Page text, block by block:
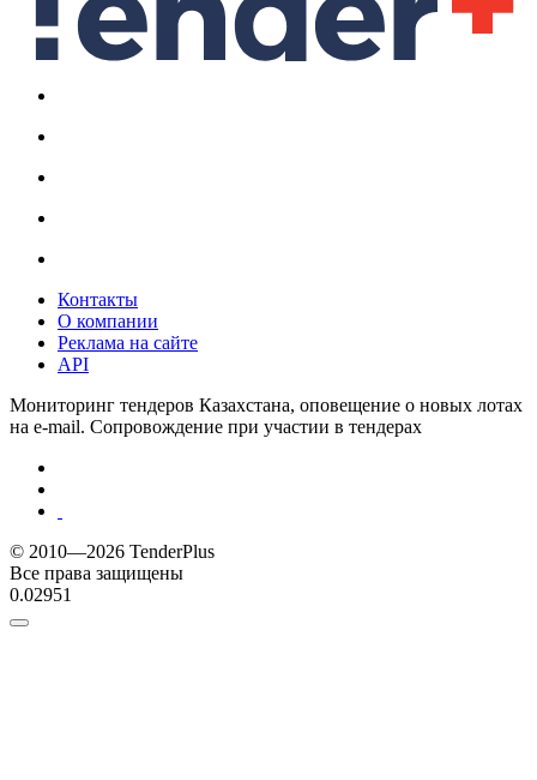
Контакты
О компании
Реклама на сайте
API
Мониторинг тендеров Казахстана, оповещение о новых лотах
на e-mail. Сопровождение при участии в тендерах
© 2010—2026 TenderPlus
Все права защищены
0.02951